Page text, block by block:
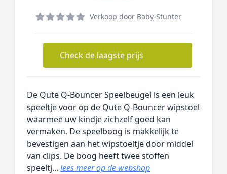
Verkoop door Baby-Stunter
Check de laagste prijs
De Qute Q-Bouncer Speelbeugel is een leuk
speeltje voor op de Qute Q-Bouncer wipstoel
waarmee uw kindje zichzelf goed kan
vermaken. De speelboog is makkelijk te
bevestigen aan het wipstoeltje door middel
van clips. De boog heeft twee stoffen
speeltj... lees meer op de webshop